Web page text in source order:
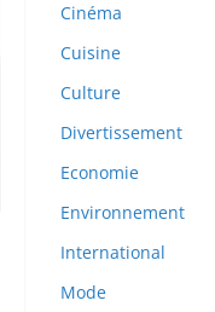
Cinéma
Cuisine
Culture
Divertissement
Economie
Environnement
International
Mode